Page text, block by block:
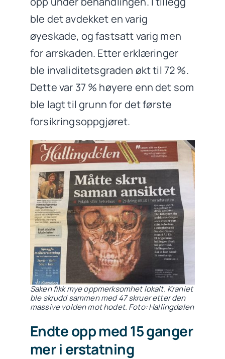
ble det avdekket en varig
øyeskade, og fastsatt varig men
for arrskaden. Etter erklæringer
ble invaliditetsgraden økt til 72 %.
Dette var 37 % høyere enn det som
ble lagt til grunn for det første
forsikringsoppgjøret.
Saken fikk mye oppmerksomhet lokalt. Kraniet
ble skrudd sammen med 47 skruer etter den
massive volden mot hodet. Foto: Hallingdølen
Endte opp med 15 ganger
mer i erstatning